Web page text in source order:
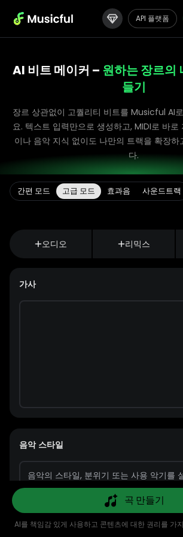
API 플랫폼
추천 AI 음악 AI 커버
AI 비트 메이커 – 원하는 장르의
들기
장르 상관없이 고퀄리티 비트를 Musicful AI
요. 텍스트 입력만으로 생성하고, MIDI로 바로
이나 음악 지식 없이도 나만의 트랙을 확장하
다.
간편 모드 고급 모드 효과음 사운드트랙
오디오 리믹스
가사
음악 스타일
곡 만들기
AI를 책임감 있게 사용하고 콘텐츠에 대한 권리를 가